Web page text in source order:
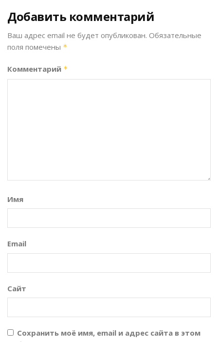
Добавить комментарий
Ваш адрес email не будет опубликован. Обязательные
поля помечены *
Комментарий *
Имя
Email
Сайт
Сохранить моё имя, email и адрес сайта в этом